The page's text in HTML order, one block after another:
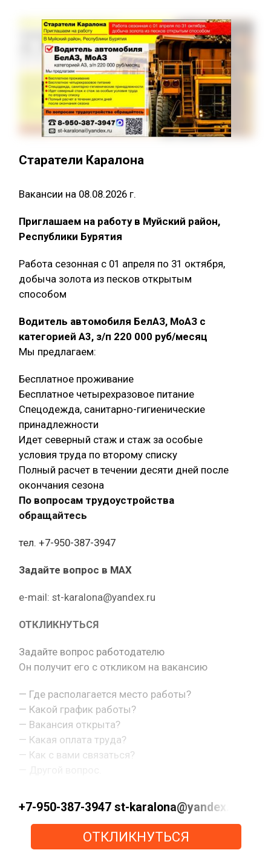
Старатели Каралона
Вакансии на 08.08.2026 г.
Приглашаем на работу в Муйский район,
Республики Бурятия
Работа сезонная с 01 апреля по 31 октября,
добыча золота из песков открытым
способом
Водитель автомобиля БелАЗ, МоАЗ с
категорией А3, з/п 220 000 руб/месяц
Мы предлагаем:
Бесплатное проживание
Бесплатное четырехразовое питание
Спецодежда, санитарно-гигиенические
принадлежности
Идет северный стаж и стаж за особые
условия труда по второму списку
Полный расчет в течении десяти дней после
окончания сезона
По вопросам трудоустройства
обращайтесь
тел. +7-950-387-3947
Задайте вопрос в MAX
е-mail: st-karalona@yandex.ru
ОТКЛИКНУТЬСЯ
Задайте вопрос работодателю
Он получит его с откликом на вакансию
— Где располагается место работы?
— Какой график работы?
— Вакансия открыта?
— Какая оплата труда?
— Как с вами связаться?
+7-950-387-3947 st-karalona@yandex.ru
ОТКЛИКНУТЬСЯ